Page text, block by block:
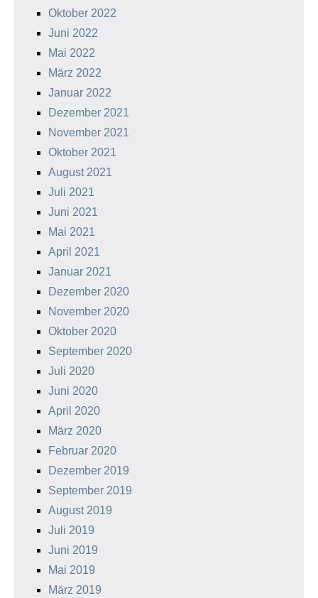
Oktober 2022
Juni 2022
Mai 2022
März 2022
Januar 2022
Dezember 2021
November 2021
Oktober 2021
August 2021
Juli 2021
Juni 2021
Mai 2021
April 2021
Januar 2021
Dezember 2020
November 2020
Oktober 2020
September 2020
Juli 2020
Juni 2020
April 2020
März 2020
Februar 2020
Dezember 2019
September 2019
August 2019
Juli 2019
Juni 2019
Mai 2019
März 2019